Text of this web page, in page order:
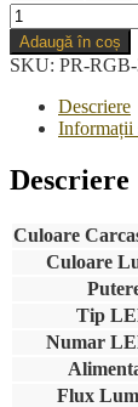
Cantitate
Proiector
LED
30W
220V
RGB
Telecomanda
Adaugă în coș
SKU: PR-
Descriere
Informații
Descriere
Culoare
Culoare
Tip
Numar
Flux